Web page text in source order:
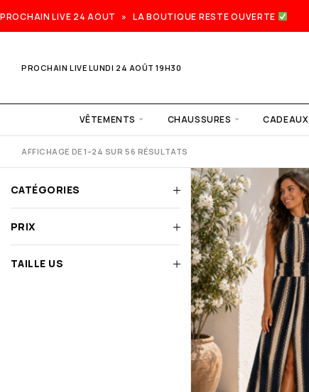
PROCHAIN LIVE 24 AOUT » LA BOUTIQUE RESTE OUVERTE
PROCHAIN LIVE LUNDI 24 AOÛT 19H30
VÊTEMENTS CHAUSSURES CADEAUX
AFFICHAGE DE 1–24 SUR 56 RÉSULTATS
CATÉGORIES
PRIX
TAILLE US